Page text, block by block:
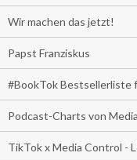
Wir machen das jetzt!
Papst Franziskus
#BookTok Bestsellerliste
Podcast-Charts von
TikTok x Media Control -